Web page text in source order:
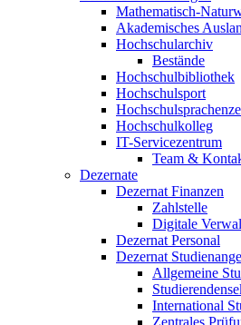
Mathematisch-
Akademisches
Hochschularchiv
Bestände
Hochschulbibliothek
Hochschulsport
Hochschulkolleg
IT-Servicezentrum
Team &
Dezernate
Dezernat Finanzen
Zahlstelle
Digitale
Dezernat Personal
Dezernat
Allgemeine
International
Zentrales